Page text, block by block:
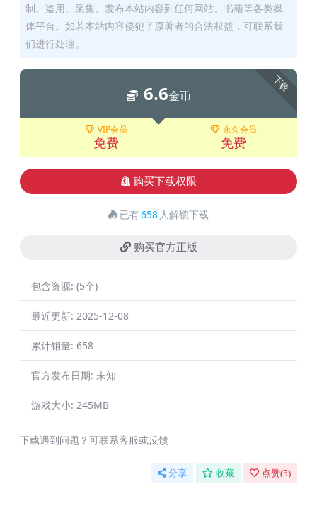
制、盗用、采集、发布本站内容到任何网站、书籍等各类媒
体平台。如若本站内容侵犯了原著者的合法权益，可联系我
们进行处理。
下载
6.6金币
VIP会员
免费
永久会员
免费
购买下载权限
已有658 人解锁下载
购买官方正版
包含资源: (5个)
最近更新: 2025-12-08
累计销量: 658
官方发布日期: 未知
游戏大小: 245MB
下载遇到问题？可联系客服或反馈
分享 收藏 点赞(5)